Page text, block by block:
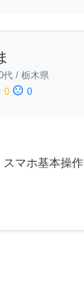
代 / 栃木県
0 sentiment_dissatisfied 0
マホ基本操作